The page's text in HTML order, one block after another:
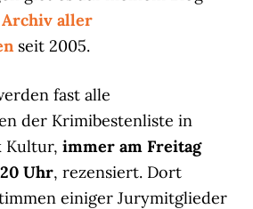
Archiv aller
seit 2005.
fast alle
der Krimibestenliste in
Kultur,immer am Freitag
Uhr, rezensiert. Dort
einiger Jurymitglieder